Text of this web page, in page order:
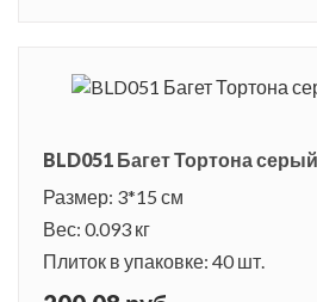
BLD051 Багет Тортона
Размер: 3*15 см
Вес: 0.093 кг
Плиток в упаковке: 40 шт.